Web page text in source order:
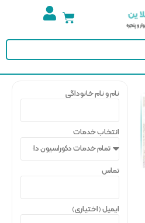
نام و نام خانوداگی
انتخاب خدمات
تماس
ایمیل (اختیاری)